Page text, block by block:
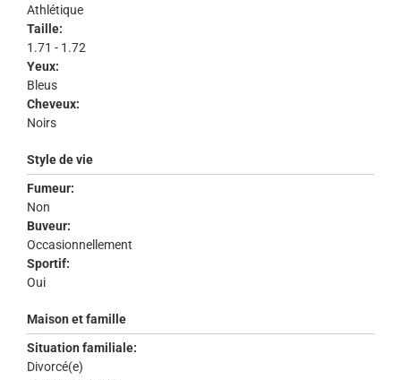
Athlétique
Taille:
1.71 - 1.72
Yeux:
Bleus
Cheveux:
Noirs
Style de vie
Fumeur:
Non
Buveur:
Occasionnellement
Sportif:
Oui
Maison et famille
Situation familiale:
Divorcé(e)